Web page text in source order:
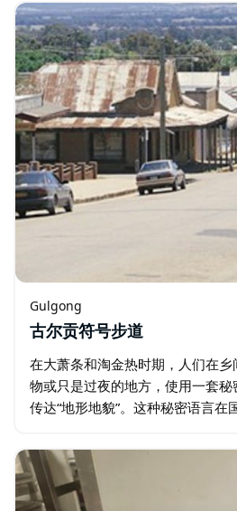
Gulgong
古尔贡符号步道
在大萧条和淘金热时期，人们在
物或只是过夜的地方，使用一套
传达“地形地貌”。这种秘密语言
汉都使用这种语言。 切斯特·尼利